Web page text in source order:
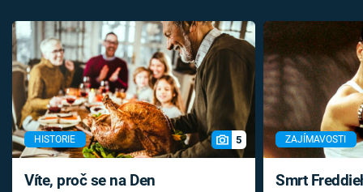
HISTORIE 5
Víte, proč se na Den
ZAJÍMAVOSTI
Smrt